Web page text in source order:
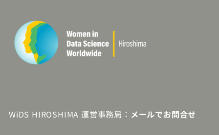
WiDS HIROSHIMA 運営事務局： メールでお問合せ